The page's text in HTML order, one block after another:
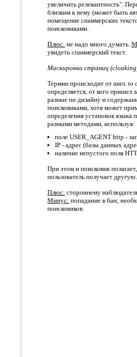
увеличить релевантность".
близким к нему (может быть
помещение спаммерских
поисковиками.
Плюс: не надо много думать.
увидеть спаммерский текст.
Маскировка страниц
Термин происходит от англ. to
определяется, от кого пришел
разные по дизайну и
поисковиками, хотя может
определения установок языка
разными методами, используя:
поле USER_AGENT http -
IP - адрес (базы данных
наличие непустого поля
При этом и поисковик
пользователь получает другую.
Плюс: стороннему
Минус: попадание в бан;
поисковиков.